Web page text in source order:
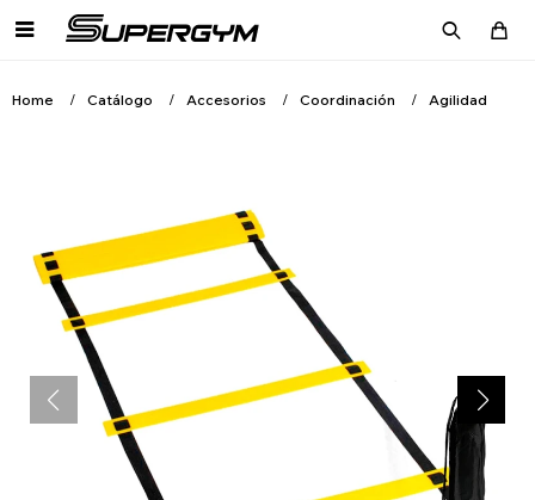

Home Catálogo Accesorios Coordinación Agilidad